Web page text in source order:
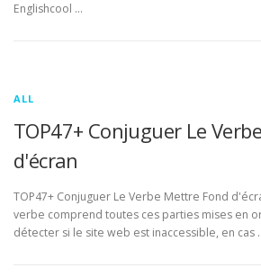
Englishcool …
ALL
TOP47+ Conjuguer Le
d'écran
TOP47+ Conjuguer Le Verbe Mettre Fond
verbe comprend toutes ces parties mises en
détecter si le site web est inaccessible, en cas